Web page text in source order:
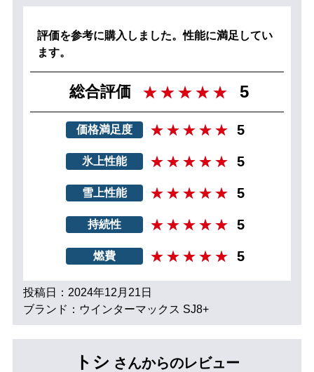
評価を参考に購入しました。性能に満足してい
ます。
総合評価 5
価格満足度 5
氷上性能 5
雪上性能 5
持続性 5
燃費 5
投稿日：2024年12月21日
ブランド：ウインターマックス SJ8+
トシ さんからのレビュー